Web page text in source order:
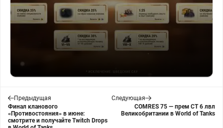
Предыдущая
Финал кланового
«Противостояния» в июне:
смотрите и получайте Twitch Drops
Следующая
COMRES 75 — прем СТ 6 лвл
Великобритании в World of Tanks